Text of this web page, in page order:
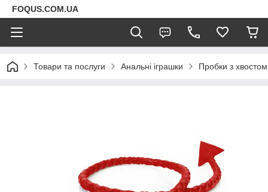
FOQUS.COM.UA
Товари та послуги Анальні іграшки Пробки з хвостом